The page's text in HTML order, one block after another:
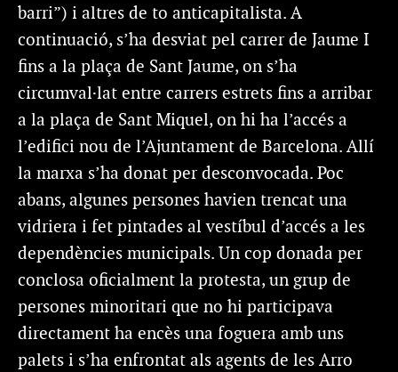
barri”) i altres de to anticapitalista. A
continuació, s’ha desviat pel carrer de Jaume I
fins a la plaça de Sant Jaume, on s’ha
circumval·lat entre carrers estrets fins a arribar
a la plaça de Sant Miquel, on hi ha l’accés a
l’edifici nou de l’Ajuntament de Barcelona. Allí
la marxa s’ha donat per desconvocada. Poc
abans, algunes persones havien trencat una
vidriera i fet pintades al vestíbul d’accés a les
dependències municipals. Un cop donada per
conclosa oficialment la protesta, un grup de
persones minoritari que no hi participava
directament ha encès una foguera amb uns
palets i s’ha enfrontat als agents de les Arro